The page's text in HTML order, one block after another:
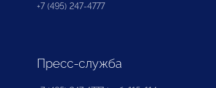
+7 (495) 247-4777
Пресс-служба